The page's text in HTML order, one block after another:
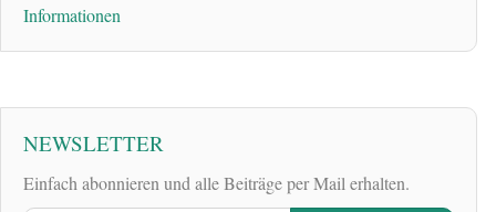
Informationen
NEWSLETTER
Einfach abonnieren und alle Beiträge per Mail erhalten.